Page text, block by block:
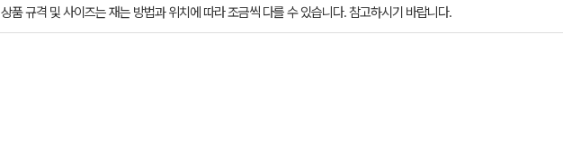
상품 규격 및 사이즈는 재는 방법과 위치에 따라 조금씩 다를 수 있습니다. 참고하시기 바랍니다.